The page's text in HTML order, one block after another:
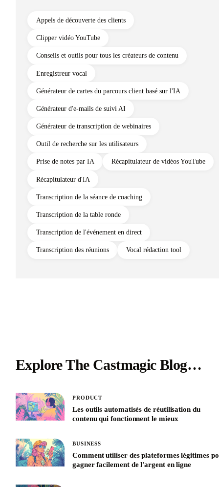
Appels de découverte des clients
Clipper vidéo YouTube
Conseils et outils pour tous les créateurs de contenu
Enregistreur vocal
Générateur de cartes du parcours client basé sur l'IA
Générateur d'e-mails de suivi AI
Générateur de transcription de webinaires
Outil de recherche sur les utilisateurs
Prise de notes par IA Récapitulateur de vidéos YouTube
Récapitulateur d'IA
Transcription de la séance de coaching
Transcription de la table ronde
Transcription de l'événement en direct
Transcription des réunions Vocal rédaction tool
Explore The Castmagic Blog…
Les outils automatisés de réutilisation du
contenu qui fonctionnent le mieux
Comment utiliser des plateformes légitimes
gagner facilement de l'argent en ligne